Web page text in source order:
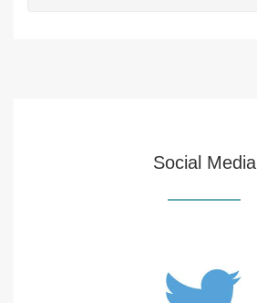
Social Media